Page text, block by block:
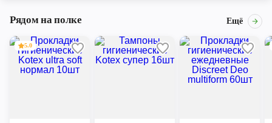
Рядом на полке Ещё
5.0